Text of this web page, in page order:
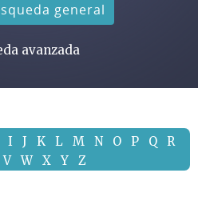
general
avanzada
I J K L M N O P Q
R
V W X Y Z